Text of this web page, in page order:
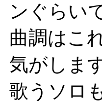
ンぐらい
曲調はこ
気がしま
歌うソロ